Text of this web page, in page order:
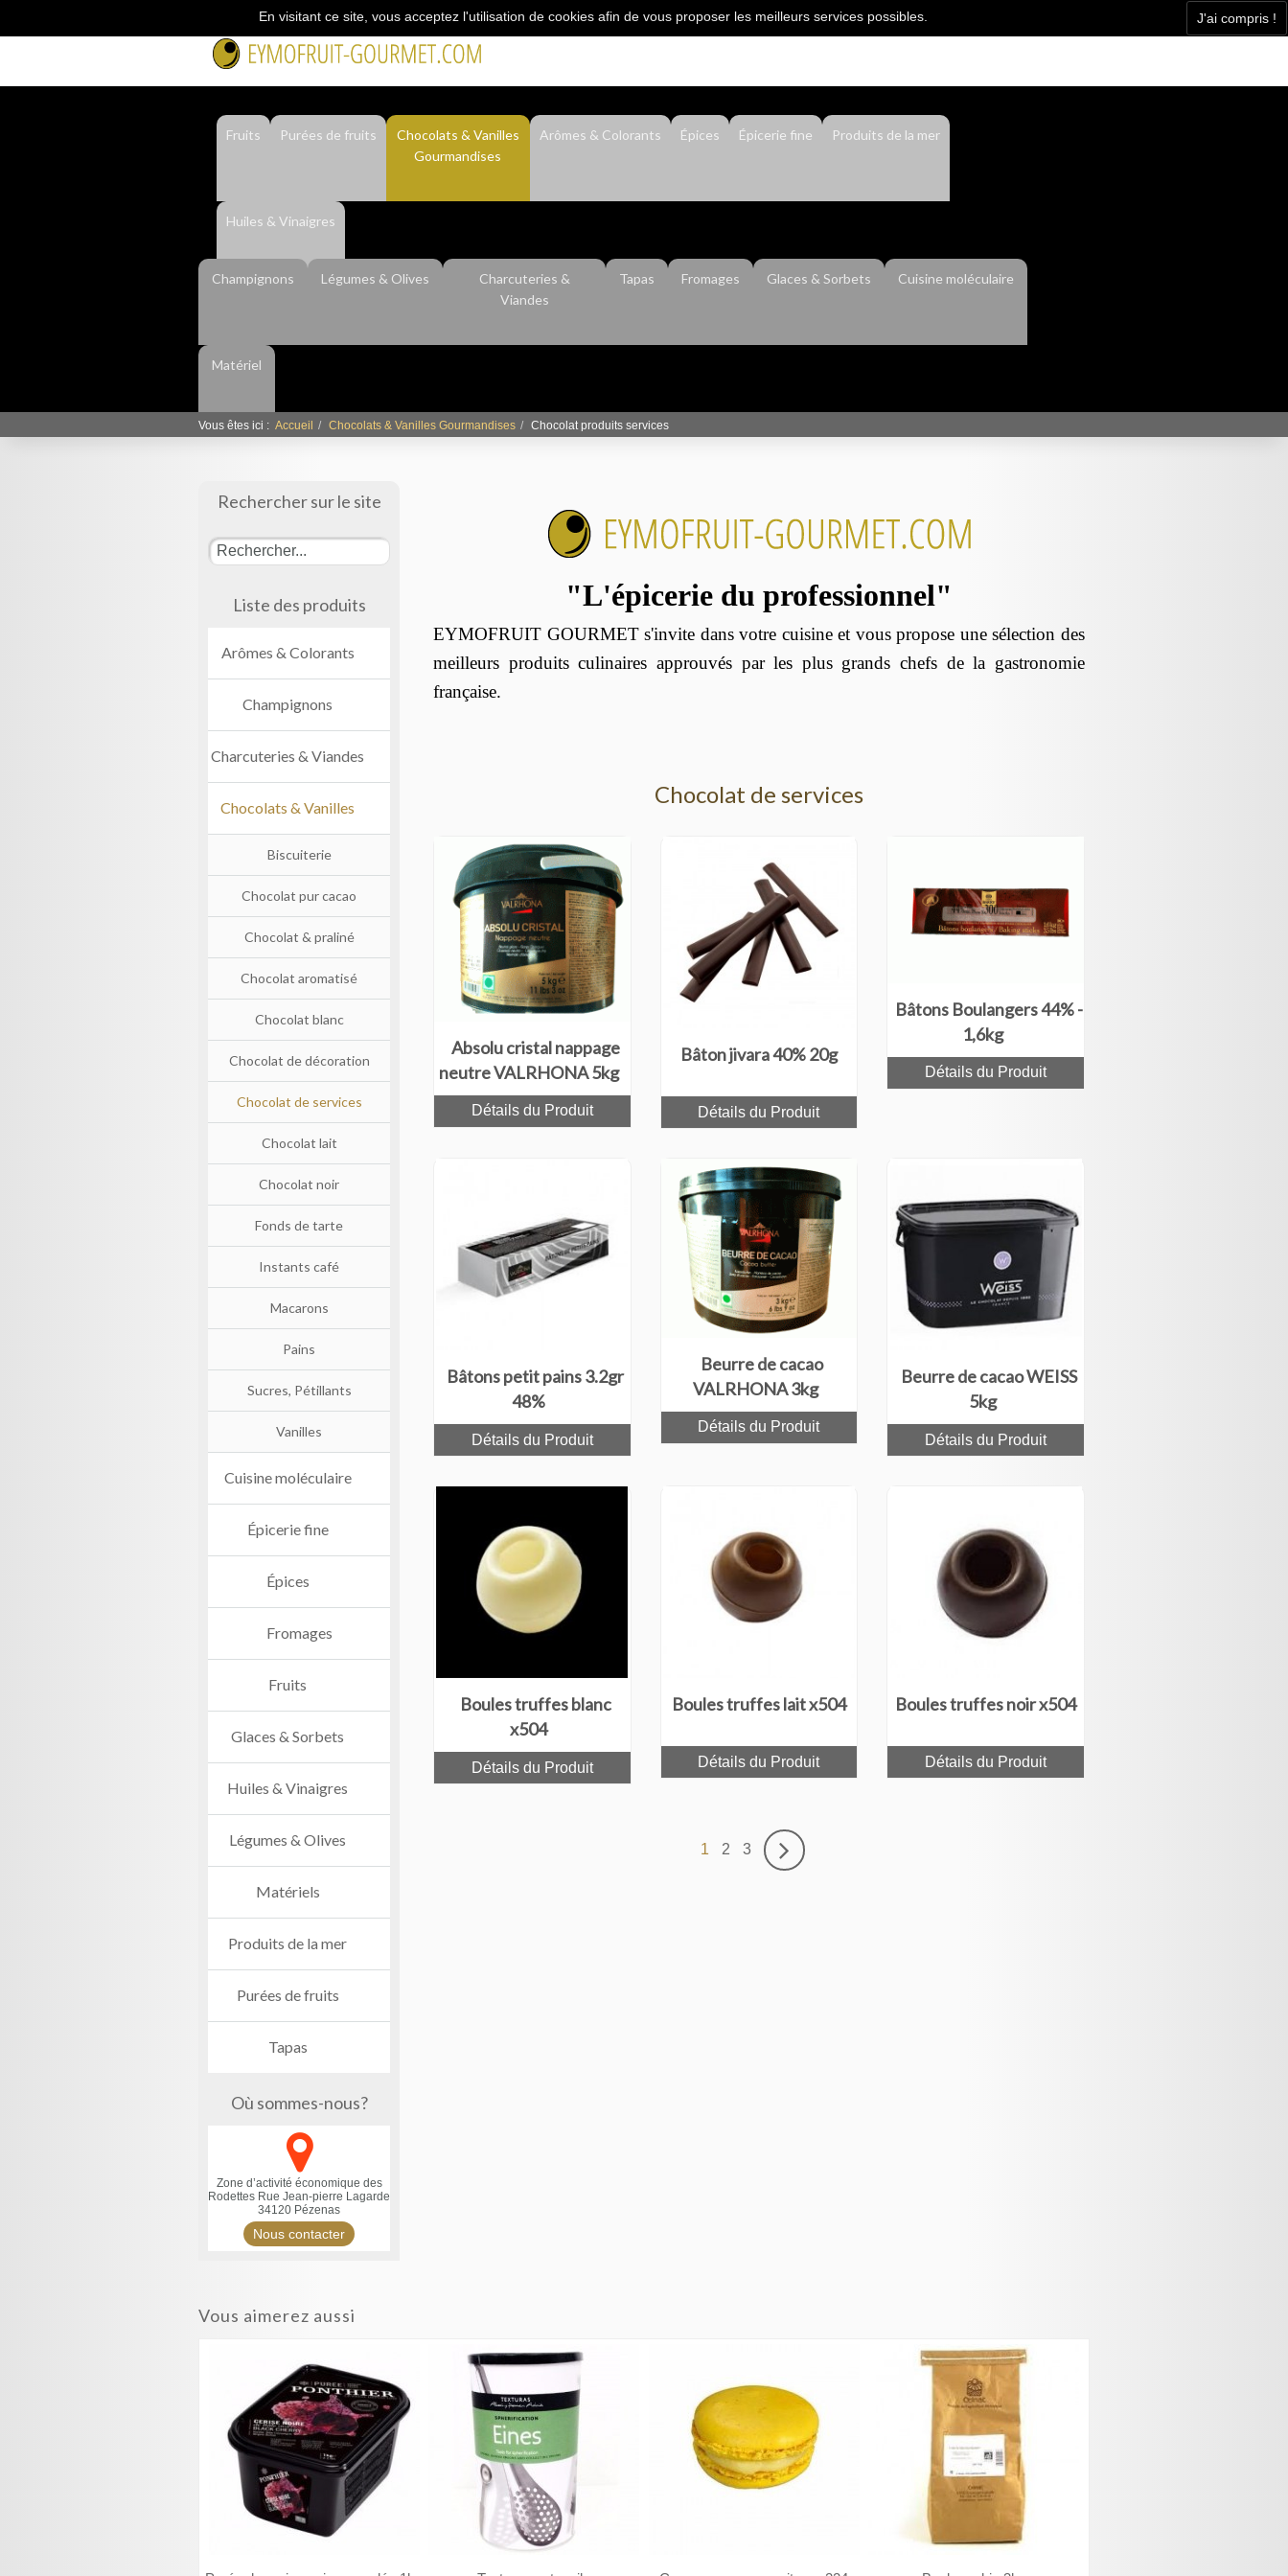
En visitant ce site, vous acceptez l'utilisation de cookies afin de vous proposer les meilleurs services possibles. J'ai compris !
Fruits Purées de fruits
Chocolats & Vanilles
Gourmandises
Arômes & Colorants Épices Épicerie fine Produits de la mer
Huiles & Vinaigres
Champignons Légumes & Olives
Charcuteries &
Viandes
Tapas Fromages Glaces & Sorbets Cuisine moléculaire
Matériel
Vous êtes ici : Accueil Chocolats & Vanilles Gourmandises Chocolat produits services
"L'épicerie du professionnel"
EYMOFRUIT GOURMET s'invite dans votre cuisine et vous propose une sélection des
meilleurs produits culinaires approuvés par les plus grands chefs de la gastronomie
française.
Chocolat de services
Absolu cristal nappage
neutre VALRHONA 5kg
Détails du Produit
Bâton jivara 40% 20g
Détails du Produit
Bâtons Boulangers 44% -
1,6kg
Détails du Produit
Bâtons petit pains 3.2gr
48%
Détails du Produit
Beurre de cacao
VALRHONA 3kg
Détails du Produit
Beurre de cacao WEISS
5kg
Détails du Produit
Boules truffes blanc
x504
Détails du Produit
Boules truffes lait x504
Détails du Produit
Boules truffes noir x504
Détails du Produit
1 2 3
Rechercher sur le site
Liste des produits
Arômes & Colorants
Champignons
Charcuteries & Viandes
Chocolats & Vanilles
Biscuiterie
Chocolat pur cacao
Chocolat & praliné
Chocolat aromatisé
Chocolat blanc
Chocolat de décoration
Chocolat de services
Chocolat lait
Chocolat noir
Fonds de tarte
Instants café
Macarons
Pains
Sucres, Pétillants
Vanilles
Cuisine moléculaire
Épicerie fine
Épices
Fromages
Fruits
Glaces & Sorbets
Huiles & Vinaigres
Légumes & Olives
Matériels
Produits de la mer
Purées de fruits
Tapas
Où sommes-nous?
Zone d’activité économique des
Rodettes Rue Jean-pierre Lagarde
34120 Pézenas
Nous contacter
Vous aimerez aussi